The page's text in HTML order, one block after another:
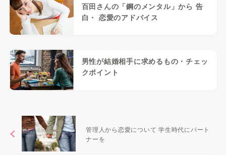
百田さんの「鋼のメンタル」から 告
白・ 恋愛のアドバイス
男性が結婚相手に求めるもの・チェッ
クポイント
管理人から恋愛について 学生時代にパート
ナーを